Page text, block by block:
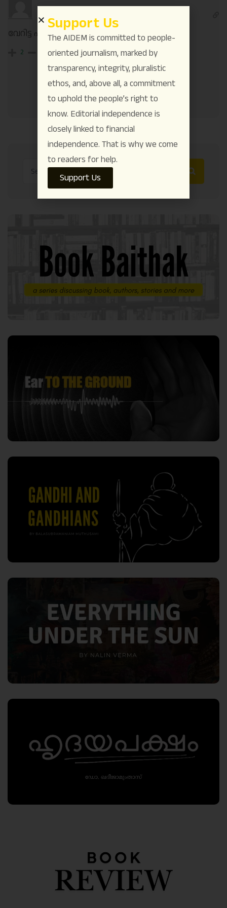
Manju TK 4 years ago
വേറിട്ട പരിപാടി
2
Support Us
The AIDEM is committed to people-
oriented journalism, marked by
transparency, integrity, pluralistic
ethos, and, above all, a commitment
to uphold the people’s right to
know. Editorial independence is
closely linked to financial
independence. That is why we come
to readers for help.
Support Us